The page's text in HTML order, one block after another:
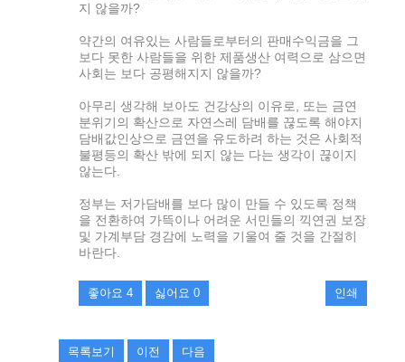
지 않을까?
약간의 여유있는 사람들로부터의 판매수익금을 그
보다 못한 사람들을 위한 제품생산 여력으로 삼으면
사회는 보다 공평해지지 않을까?
아무리 생각해 보아도 건강상의 이유로, 또는 금연
분위기의 확산으로 자연스레 담배를 끊도록 해야지
담배값인상으로 금연을 유도하려 하는 것은 사회적
불평등의 확산 밖에 되지 않는 다는 생각이 끊이지
않는다.
정부는 저가담배를 보다 많이 만들 수 있도록 정책
을 전환하여 가뜩이나 어려운 서민들의 끽연권 보장
및 가계부담 경감에 노력을 기울여 줄 것을 간절히
바란다.
좋아요 4 싫어요 0 인쇄
목록보기 이전 다음